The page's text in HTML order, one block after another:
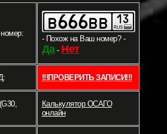
номер:
- Похож на Ваш номер? -
Да- Нет
!!!ПРОВЕРИТЬ ЗАПИСИ!!!
Калькулятор ОСАГО
онлайн